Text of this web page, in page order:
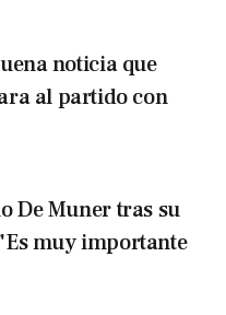
noticia que
al partido con
De Muner tras su
muy importante